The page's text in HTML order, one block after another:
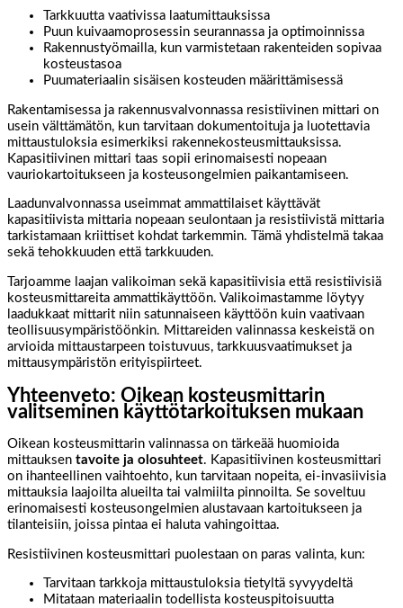
Tarkkuutta vaativissa laatumittauksissa
Puun kuivaamoprosessin seurannassa ja optimoinnissa
Rakennustyömailla, kun varmistetaan rakenteiden sopivaa
kosteustasoa
Puumateriaalin sisäisen kosteuden määrittämisessä
Rakentamisessa ja rakennusvalvonnassa resistiivinen mittari on
usein välttämätön, kun tarvitaan dokumentoituja ja luotettavia
mittaustuloksia esimerkiksi rakennekosteusmittauksissa.
Kapasitiivinen mittari taas sopii erinomaisesti nopeaan
vauriokartoitukseen ja kosteusongelmien paikantamiseen.
Laadunvalvonnassa useimmat ammattilaiset käyttävät
kapasitiivista mittaria nopeaan seulontaan ja resistiivistä mittaria
tarkistamaan kriittiset kohdat tarkemmin. Tämä yhdistelmä takaa
sekä tehokkuuden että tarkkuuden.
Tarjoamme laajan valikoiman sekä kapasitiivisia että resistiivisiä
kosteusmittareita ammattikäyttöön. Valikoimastamme löytyy
laadukkaat mittarit niin satunnaiseen käyttöön kuin vaativaan
teollisuusympäristöönkin. Mittareiden valinnassa keskeistä on
arvioida mittaustarpeen toistuvuus, tarkkuusvaatimukset ja
mittausympäristön erityispiirteet.
Yhteenveto: Oikean kosteusmittarin
valitseminen käyttötarkoituksen mukaan
Oikean kosteusmittarin valinnassa on tärkeää huomioida
mittauksen tavoite ja olosuhteet. Kapasitiivinen kosteusmittari
on ihanteellinen vaihtoehto, kun tarvitaan nopeita, ei-invasiivisia
mittauksia laajoilta alueilta tai valmiilta pinnoilta. Se soveltuu
erinomaisesti kosteusongelmien alustavaan kartoitukseen ja
tilanteisiin, joissa pintaa ei haluta vahingoittaa.
Resistiivinen kosteusmittari puolestaan on paras valinta, kun:
Tarvitaan tarkkoja mittaustuloksia tietyltä syvyydeltä
Mitataan materiaalin todellista kosteuspitoisuutta